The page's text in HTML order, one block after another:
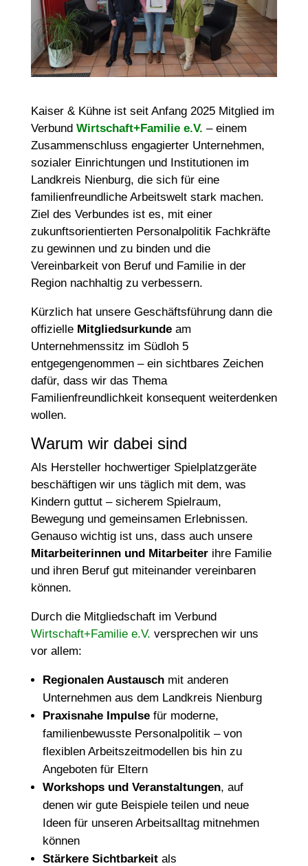
Kaiser & Kühne ist seit Anfang 2025 Mitglied im
Verbund Wirtschaft+Familie e.V. – einem
Zusammenschluss engagierter Unternehmen,
sozialer Einrichtungen und Institutionen im
Landkreis Nienburg, die sich für eine
familienfreundliche Arbeitswelt stark machen.
Ziel des Verbundes ist es, mit einer
zukunftsorientierten Personalpolitik Fachkräfte
zu gewinnen und zu binden und die
Vereinbarkeit von Beruf und Familie in der
Region nachhaltig zu verbessern.
Kürzlich hat unsere Geschäftsführung dann die
offizielle Mitgliedsurkundeam
Unternehmenssitz im Südloh 5
entgegengenommen – ein sichtbares Zeichen
dafür, dass wir das Thema
Familienfreundlichkeit konsequent weiterdenken
wollen.
Warum wir dabei sind
Als Hersteller hochwertiger Spielplatzgeräte
beschäftigen wir uns täglich mit dem, was
Kindern guttut – sicherem Spielraum,
Bewegung und gemeinsamen Erlebnissen.
Genauso wichtig ist uns, dass auch unsere
Mitarbeiterinnen und Mitarbeiterihre Familie
und ihren Beruf gut miteinander vereinbaren
können.
Durch die Mitgliedschaft im Verbund
Wirtschaft+Familie e.V. versprechen wir uns
vor allem:
Regionalen Austauschmit anderen
Unternehmen aus dem Landkreis Nienburg
Praxisnahe Impulsefür moderne,
familienbewusste Personalpolitik – von
flexiblen Arbeitszeitmodellen bis hin zu
Angeboten für Eltern
Workshops und Veranstaltungen, auf
denen wir gute Beispiele teilen und neue
Ideen für unseren Arbeitsalltag mitnehmen
können
Stärkere Sichtbarkeitals